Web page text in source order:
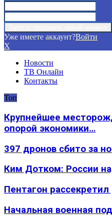
Уже имеете аккаунт?Войти
X
Новости
ТВ Онлайн
Контакты
Топ
Крупнейшее
опорой экономики…
397 дронов сбито за
Ким Дотком: России
Пентагон
Начальная военная